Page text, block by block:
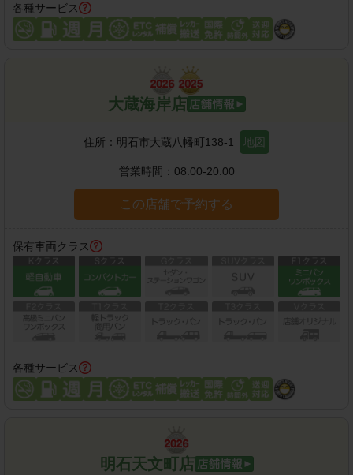
各種サービス
大蔵海岸店
住所： 明石市大蔵八幡町138-1 地図
営業時間： 08:00-20:00
この店舗で予約する
保有車両クラス
各種サービス
明石天文町店